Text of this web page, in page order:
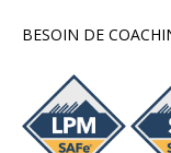
BESOIN DE